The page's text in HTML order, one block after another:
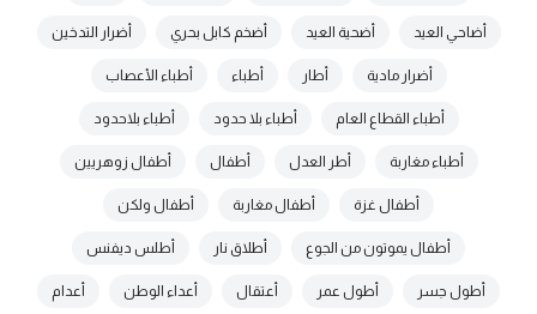
أضاحي العيد أضحية العيد أضخم كابل بحري أضرار التدخين
أضرار مادية أطار أطباء أطباء الأعصاب
أطباء القطاع العام أطباء بلا حدود أطباء بلاحدود
أطباء مغاربة أطر العدل أطفال أطفال زوهريين
أطفال غزة أطفال مغاربة أطفال ولكن
أطفال يموتون من الجوع أطلاق نار أطلس ديفنس
أطول جسر أطول عمر أعتقال أعداء الوطن أعدام